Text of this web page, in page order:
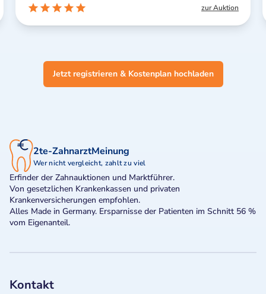
zur Auktion
Jetzt registrieren & Kostenplan hochladen
2te-ZahnarztMeinung
Wer nicht vergleicht, zahlt zu viel
Erfinder der Zahnauktionen und Marktführer.
Von gesetzlichen Krankenkassen und privaten
Krankenversicherungen empfohlen.
Alles Made in Germany. Ersparnisse der Patienten im Schnitt 56 %
vom Eigenanteil.
Kontakt